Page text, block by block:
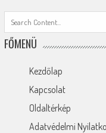
FŐMENÜ
Kezdőlap
Kapcsolat
Oldaltérkép
Adatvédelmi